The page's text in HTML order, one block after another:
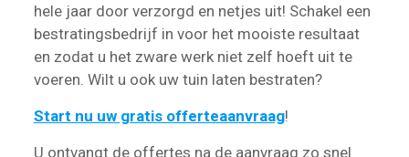
hele jaar door verzorgd en netjes uit! Schakel een
bestratingsbedrijf in voor het mooiste resultaat
en zodat u het zware werk niet zelf hoeft uit te
voeren. Wilt u ook uw tuin laten bestraten?
Start nu uw gratis offerteaanvraag!
U ontvangt de offertes na de aanvraag zo snel